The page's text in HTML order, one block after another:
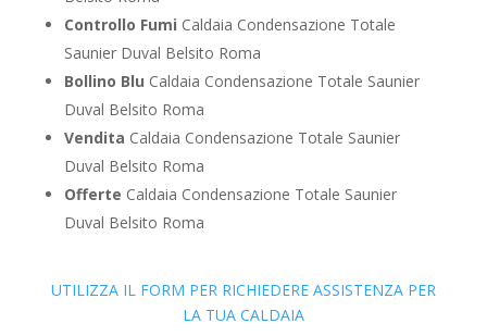
Controllo Fumi Caldaia Condensazione Totale
Saunier Duval Belsito Roma
Bollino Blu Caldaia Condensazione Totale Saunier
Duval Belsito Roma
Vendita Caldaia Condensazione Totale Saunier
Duval Belsito Roma
Offerte Caldaia Condensazione Totale Saunier
Duval Belsito Roma
UTILIZZA IL FORM PER RICHIEDERE ASSISTENZA PER
LA TUA CALDAIA